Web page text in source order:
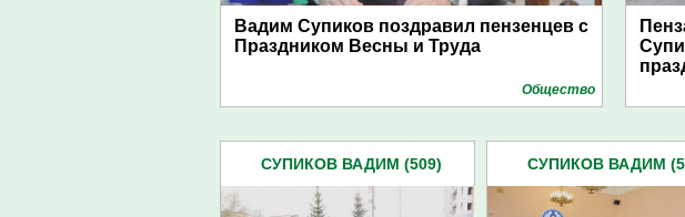
Вадим Супиков поздравил пензенцев с
Праздником Весны и Труда
Общество
СУПИКОВ ВАДИМ (509) СУПИКОВ ВАДИМ